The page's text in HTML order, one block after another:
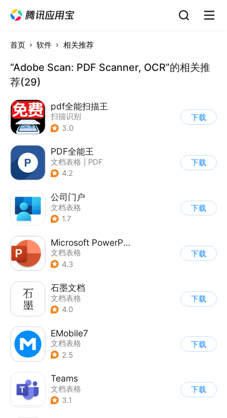
首页 软件 相关推荐
“Adobe Scan: PDF Scanner, OCR”的相关推
荐(29)
pdf全能扫描王
扫描识别
3.0
下载
PDF全能王
文档表格
PDF
4.2
下载
公司门户
文档表格
1.7
下载
Microsoft PowerPoint
文档表格
4.3
下载
石墨文档
文档表格
4.0
下载
EMobile7
文档表格
2.5
下载
Teams
文档表格
3.1
下载